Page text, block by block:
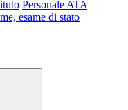
Personale ATA
esame di stato